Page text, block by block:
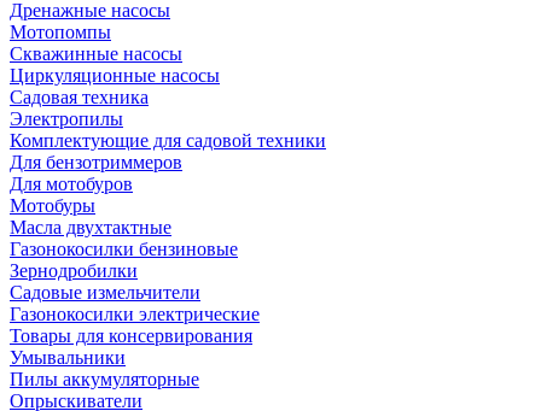
Дренажные насосы
Мотопомпы
Скважинные насосы
Циркуляционные насосы
Садовая техника
Электропилы
Комплектующие для садовой техники
Для бензотриммеров
Для мотобуров
Мотобуры
Масла двухтактные
Газонокосилки бензиновые
Зернодробилки
Садовые измельчители
Газонокосилки электрические
Товары для консервирования
Умывальники
Пилы аккумуляторные
Опрыскиватели